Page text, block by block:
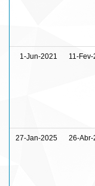
1-Jun-2021 11-Fev-
27-Jan-2025 26-Abr-